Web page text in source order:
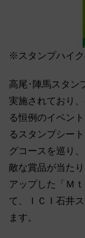
※スタンプハイク
高尾･陣馬スタン
実施されており
る恒例のイベン
るスタンプシー
グコースを巡り
敵な賞品が当た
アップした「Ｍ
て、ＩＣＩ石井
ます。